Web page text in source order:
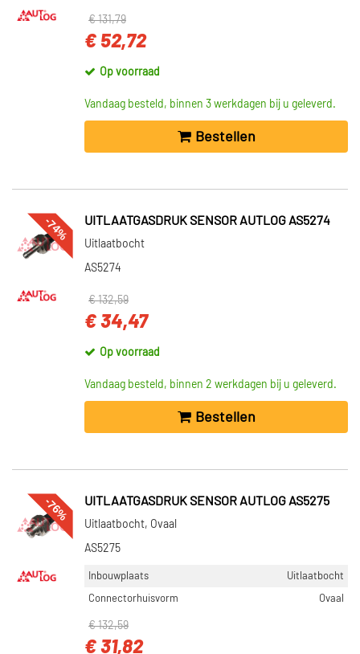
€ 131,79
€ 52,72
Op voorraad
Vandaag besteld, binnen 3 werkdagen bij u geleverd.
Bestellen
-74% UITLAATGASDRUK SENSOR AUTLOG AS5274
Uitlaatbocht
AS5274
€ 132,59
€ 34,47
Op voorraad
Vandaag besteld, binnen 2 werkdagen bij u geleverd.
Bestellen
-76% UITLAATGASDRUK SENSOR AUTLOG AS5275
Uitlaatbocht, Ovaal
AS5275
Inbouwplaats
Uitlaatbocht
Connectorhuisvorm
Ovaal
€ 132,59
€ 31,82